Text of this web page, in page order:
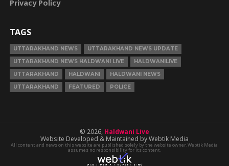
Privacy Policy
TAGS
UTTARAKHAND NEWS
UTTARAKHAND NEWS UPDATE
UTTARAKHAND NEWS HALDWANI LIVE
HALDWANILIVE
UTTARAKHAND
HALDWANI
HALDWANI NEWS
UTTARAKHAND
FEATURED POLICE
© 2026, Haldwani Live
Website Developed & Maintained by Webtik Media
All content and news on this website are published solely by the website owner. Webtik Media
assumes no responsibility for its content.